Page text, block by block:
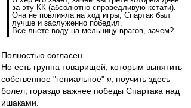
за эту КК (абсолютно справедливую кстати).
Она не повлияла на ход игры, Спартак был
лучше и заслуженно победил.
Все льете воду на мельницу врагов, зачем?
Полностью согласен.
Но есть группа товарищей, которым выпятить
собственное "гениальное" я, поучить здесь
болел, гораздо важнее победы Спартака над
ишаками.